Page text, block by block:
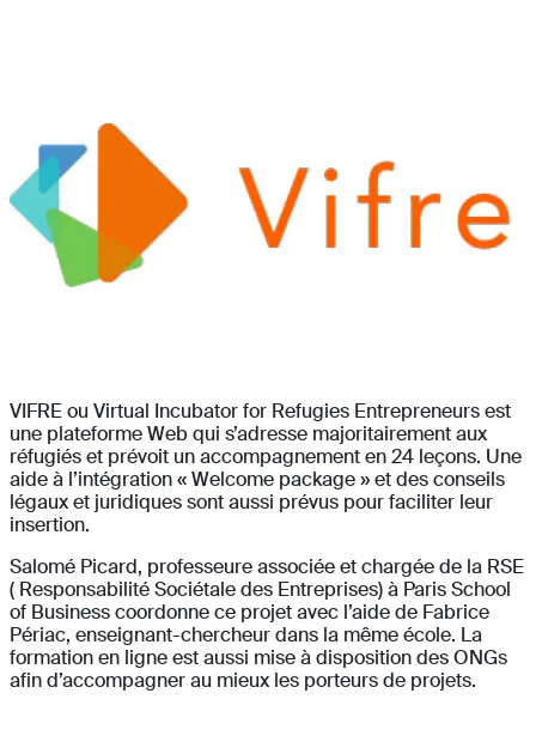
VIFRE ou Virtual Incubator for Refugies Entrepreneurs est
une plateforme Web qui s’adresse majoritairement aux
réfugiés et prévoit un accompagnement en 24 leçons. Une
aide à l’intégration « Welcome package » et des conseils
légaux et juridiques sont aussi prévus pour faciliter leur
insertion.
Salomé Picard, professeure associée et chargée de la RSE
( Responsabilité Sociétale des Entreprises) à Paris School
of Business coordonne ce projet avec l’aide de Fabrice
Périac, enseignant-chercheur dans la même école. La
formation en ligne est aussi mise à disposition des ONGs
afin d’accompagner au mieux les porteurs de projets.